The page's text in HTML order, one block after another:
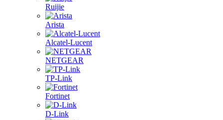
Ruijie
Arista
Alcatel-Lucent
NETGEAR
TP-Link
Fortinet
D-Link